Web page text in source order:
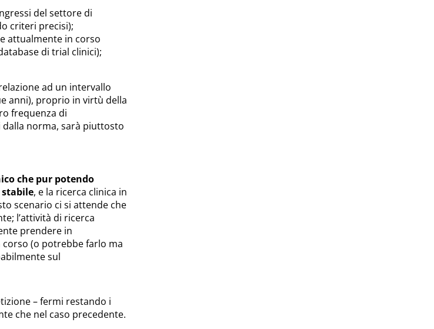
del settore di
criteri precisi);
attualmente in corso
di trial clinici);
ad un intervallo
anni), proprio in virtù della
frequenza di
norma, sarà piuttosto
che pur potendo
stabile, e la ricerca clinica in
scenario ci si attende che
l’attività di ricerca
prendere in
(o potrebbe farlo ma
sul
– fermi restando i
che nel caso precedente.